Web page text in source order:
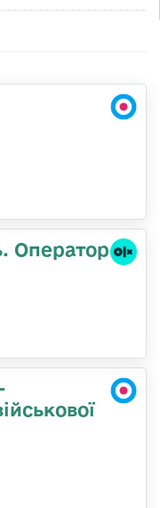
Оператор